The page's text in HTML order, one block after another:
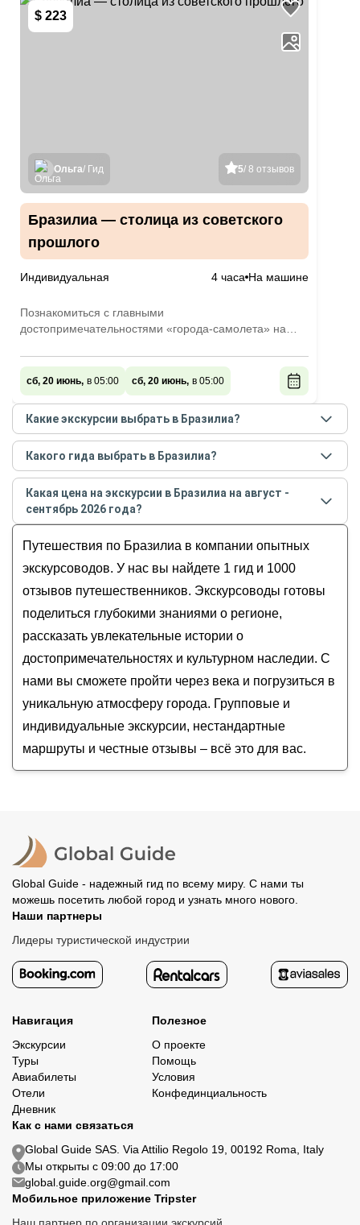
$ 223
5/ 8 отзывов
Ольга/ Гид
Бразилиа — столица из советского
прошлого
Индивидуальная 4 часа На машине
Познакомиться с главными
достопримечательностями «города-самолета» на
сб, 20 июнь, в 05:00 сб, 20 июнь, в 05:00
Какие экскурсии выбрать в Бразилиа?
Самые популярные экскурсиив Бразилиав
августе - сентябре 2026года:
Бразилиа — столица из советского прошлого
Какого гида выбрать в Бразилиа?
Лучшие гидыв Бразилиапо рейтингу и отзывам в
августе 2026 года:
Ольга
Какая цена на экскурсии в Бразилиа на август -
сентябрь 2026 года?
сентябрь 2026года от 223 до 223 USD
Путешествия по Бразилиа в компании опытных
экскурсоводов. У нас вы найдете 1 гид и 1000
отзывов путешественников. Экскурсоводы готовы
поделиться глубокими знаниями о регионе,
рассказать увлекательные истории о
достопримечательностях и культурном наследии. С
нами вы сможете пройти через века и погрузиться в
уникальную атмосферу города. Групповые и
индивидуальные экскурсии, нестандартные
маршруты и честные отзывы – всё это для вас.
Global Guide - надежный гид по всему миру. С нами ты
можешь посетить любой город и узнать много нового.
Наши партнеры
Лидеры туристической индустрии
Навигация
Экскурсии
Туры
Авиабилеты
Отели
Дневник
Полезное
О проекте
Помощь
Условия
Конфединциальность
Как с нами связаться
Global Guide SAS. Via Attilio Regolo 19, 00192 Roma, Italy
Мы открыты с 09:00 до 17:00
global.guide.org@gmail.com
Мобильное приложение Tripster